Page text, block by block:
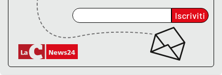
CALABRIAVISIONE
Destinazioni
Eventi
Iscriviti